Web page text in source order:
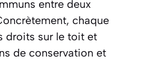
entre deux
chaque
droits sur le toit et
de conservation et